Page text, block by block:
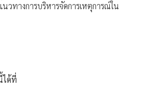
วทางการบริหารจัดการเหตุการณ์ใน
ด้ที่